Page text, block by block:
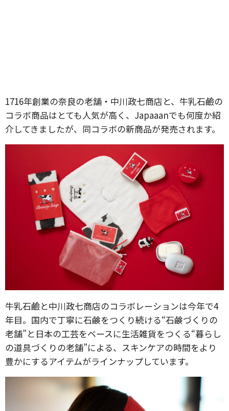
1716年創業の奈良の老舗・中川政七商店と、牛乳石鹼の
コラボ商品はとても人気が高く、Japaaanでも何度か紹
介してきましたが、同コラボの新商品が発売されます。
牛乳石鹼と中川政七商店のコラボレーションは今年で4
年目。国内で丁寧に石鹸をつくり続ける“石鹸づくりの
老舗”と日本の工芸をベースに生活雑貨をつくる“暮らし
の道具づくりの老舗”による、スキンケアの時間をより
豊かにするアイテムがラインナップしています。